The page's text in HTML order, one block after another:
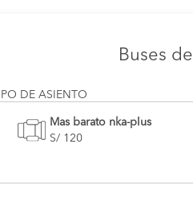
Buses de
DE ASIENTO
Mas barato nka-plus
S/ 120